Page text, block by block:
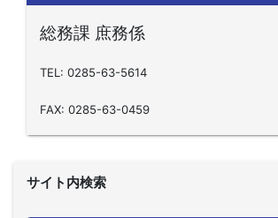
総務課 庶務係
TEL: 0285-63-5614
FAX: 0285-63-0459
サイト内検索